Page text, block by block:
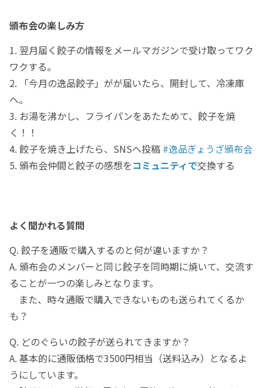
頒布会の楽しみ方
1. 翌月届く餃子の情報をメールマガジンで受け取ってワク
ワクする。
2. 「今月の逸品餃子」がが届いたら、開封して、冷凍庫
へ。
3. お湯を沸かし、フライパンをあたためて、餃子を焼
く！！
4. 餃子を焼き上げたら、SNSへ投稿 #逸品ぎょうざ頒布会
5. 頒布会仲間と餃子の感想をコミュニティで交換する
よく聞かれる質問
Q. 餃子を通販で購入するのと何が違いますか？
A. 頒布会のメンバーと同じ餃子を同時期に焼いて、交流す
ることが一つの楽しみとなります。
また、時々通販で購入できないものも送られてくるか
も？
Q. どのぐらいの餃子が送られてきますか？
A. 基本的に通販価格で3500円相当（送料込み）となるよ
うにしています。